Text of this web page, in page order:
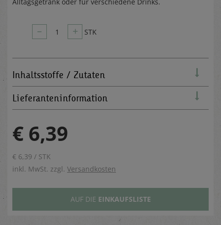
– 1 + STK
Inhaltsstoffe / Zutaten
Lieferanteninformation
€ 6,39
€ 6,39 / STK
inkl. MwSt. zzgl. Versandkosten
AUF DIE EINKAUFSLISTE